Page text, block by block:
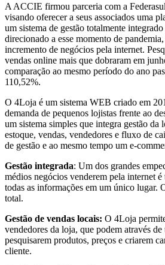
A ACCIE firmou parceria com a
visando oferecer a seus associados uma
um sistema de gestão totalmente
direcionado a esse momento de
incremento de negócios pela internet.
vendas online mais que dobraram em
comparação ao mesmo período do ano
110,52%.
O 4Loja é um sistema WEB criado em
demanda de pequenos lojistas frente ao
um sistema simples que integra gestão
estoque, vendas, vendedores e fluxo de
de gestão e ao mesmo tempo um e-
Gestão integrada: Um dos grandes
médios negócios venderem pela internet
todas as informações em um único lugar.
total.
Gestão de vendas locais: O 4Loja
vendedores da loja, que podem através
pesquisarem produtos, preços e criarem
cliente.